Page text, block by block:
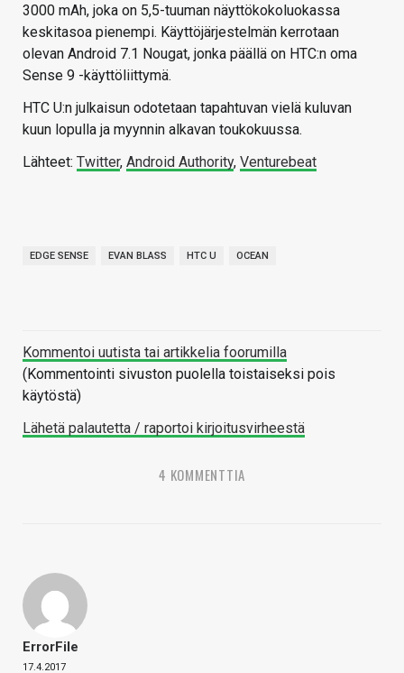
3000 mAh, joka on 5,5-tuuman näyttökokoluokassa
keskitasoa pienempi. Käyttöjärjestelmän kerrotaan
olevan Android 7.1 Nougat, jonka päällä on HTC:n oma
Sense 9 -käyttöliittymä.
HTC U:n julkaisun odotetaan tapahtuvan vielä kuluvan
kuun lopulla ja myynnin alkavan toukokuussa.
Lähteet: Twitter, Android Authority, Venturebeat
EDGE SENSE EVAN BLASS HTC U OCEAN
Kommentoi uutista tai artikkelia foorumilla
(Kommentointi sivuston puolella toistaiseksi pois
käytöstä)
Lähetä palautetta / raportoi kirjoitusvirheestä
4 KOMMENTTIA
ErrorFile
17.4.2017